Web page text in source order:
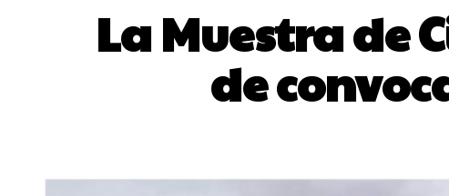
La Muestra de
de